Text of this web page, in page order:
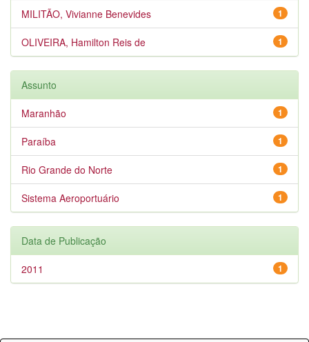
1
MILITÃO, Vivianne Benevides
1
OLIVEIRA, Hamilton Reis de
Assunto
1
Maranhão
1
Paraíba
1
Rio Grande do Norte
1
Sistema Aeroportuário
Data de Publicação
1
2011